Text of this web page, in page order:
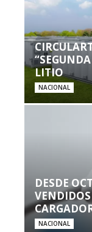
LITIO
NACIONAL
DESDE
NACIONAL